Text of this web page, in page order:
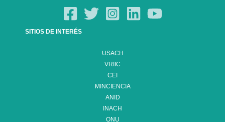
SITIOS DE INTERÉS
USACH
VRIIC
CEI
MINCIENCIA
ANID
INACH
ONU